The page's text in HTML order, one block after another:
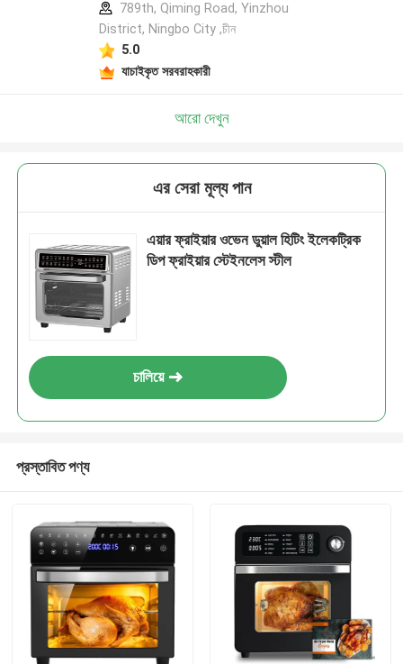
789th, Qiming Road, Yinzhou
District, Ningbo City ,চীন
5.0
যাচাইকৃত সরবরাহকারী
আরো দেখুন
এর সেরা মূল্য পান
এয়ার ফ্রাইয়ার ওভেন ডুয়াল হিটিং ইলেকট্রিক
ডিপ ফ্রাইয়ার স্টেইনলেস স্টীল
চালিয়ে
প্রস্তাবিত পণ্য